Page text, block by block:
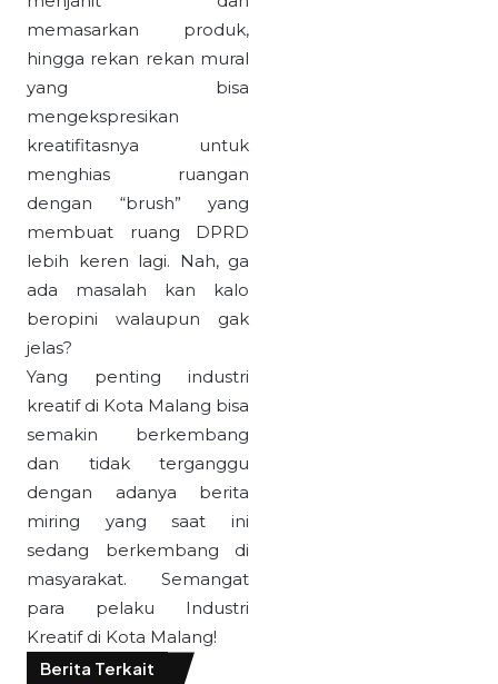
memasarkan produk,
hingga rekan rekan mural
yang bisa
mengekspresikan
kreatifitasnya untuk
menghias ruangan
dengan “brush” yang
membuat ruang DPRD
lebih keren lagi. Nah, ga
ada masalah kan kalo
beropini walaupun gak
jelas?
Yang penting industri
kreatif di Kota Malang bisa
semakin berkembang
dan tidak terganggu
dengan adanya berita
miring yang saat ini
sedang berkembang di
masyarakat. Semangat
para pelaku Industri
Kreatif di Kota Malang!
Berita Terkait